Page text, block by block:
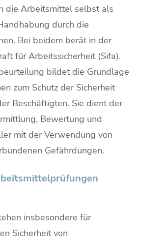
die Arbeitsmittel selbst als
durch die
Bei beidem berät in der
für Arbeitssicherheit (Sifa).
bildet die Grundlage
zum Schutz der Sicherheit
Beschäftigten. Sie dient der
Bewertung und
mit der Verwendung von
Gefährdungen.
insbesondere für
Sicherheit von